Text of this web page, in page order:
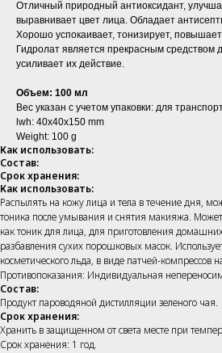
Отличный природный антиоксидант,
выравнивает цвет лица. Обладает
Хорошо успокаивает, тонизирует,
Гидролат является прекрасным средством
усиливает их действие.
Объем: 100 мл
Вес указан с учетом упаковки: для
lwh: 40x40x150 mm
Weight: 100 g
Как использовать:
Состав:
Срок хранения:
Как использовать:
Распылять на кожу лица и тела в течение дня,
тоника после умывания и снятия макияжа. Может
как тоник для лица, для приготовления
разбавления сухих порошковых масок.
косметического льда, в виде патчей-компрессов
Противопоказания: Индивидуальная
Состав:
Продукт пароводяной дистилляции зеленого чая.
Срок хранения:
Хранить в защищенном от света месте при
Срок хранения: 1 год.